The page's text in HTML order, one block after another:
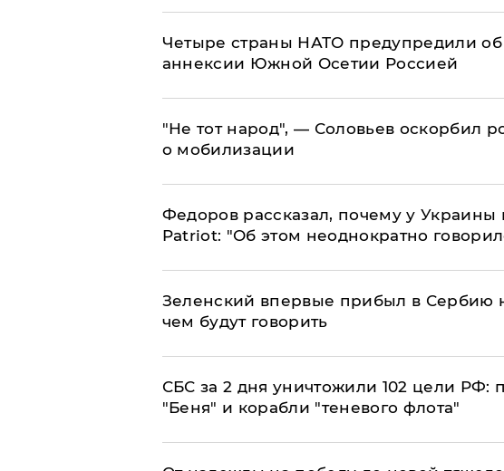
Четыре страны НАТО предупредили об
аннексии Южной Осетии Россией
​"Не тот народ", — Соловьев оскорбил
о мобилизации
Федоров рассказал, почему у Украины
Patriot: "Об этом неоднократно
Зеленский впервые прибыл в Сербию
чем будут говорить
СБС за 2 дня уничтожили 102 цели РФ:
"Беня" и корабли "теневого флота"